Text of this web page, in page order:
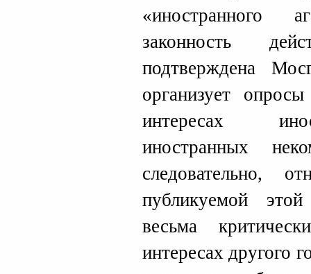
«иностранного
законность
подтверждена
организует
интересах
иностранных
следовательно,
публикуемой
весьма
интересах другого